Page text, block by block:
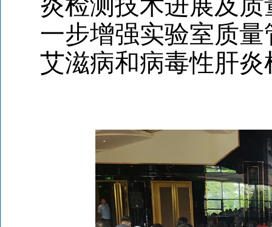
炎检测技术进展及
一步增强实验室质
艾滋病和病毒性肝